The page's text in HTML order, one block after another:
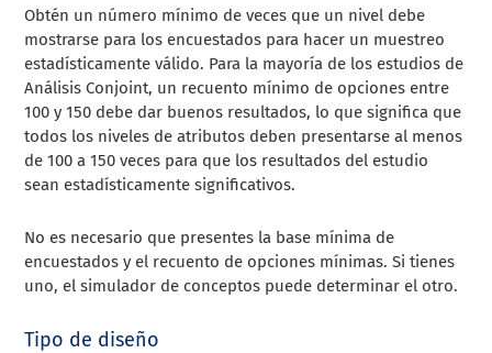
Obtén un número mínimo de veces que un nivel debe
mostrarse para los encuestados para hacer un muestreo
estadísticamente válido. Para la mayoría de los estudios de
Análisis Conjoint, un recuento mínimo de opciones entre
100 y 150 debe dar buenos resultados, lo que significa que
todos los niveles de atributos deben presentarse al menos
de 100 a 150 veces para que los resultados del estudio
sean estadísticamente significativos.
No es necesario que presentes la base mínima de
encuestados y el recuento de opciones mínimas. Si tienes
uno, el simulador de conceptos puede determinar el otro.
Tipo de diseño